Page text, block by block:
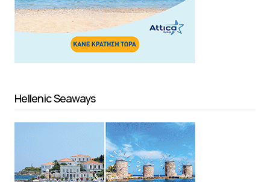
Hellenic Seaways